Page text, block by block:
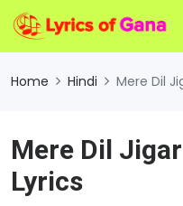
Home Hindi Mere Dil
Mere Dil
Lyrics